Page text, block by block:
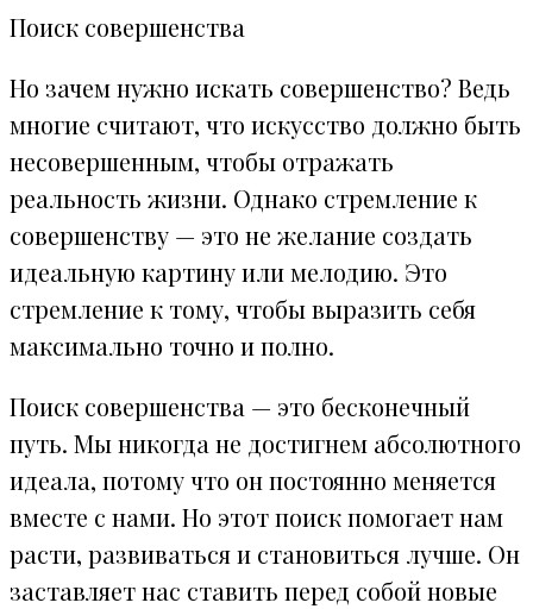
Поиск совершенства
Но зачем нужно искать совершенство? Ведь
многие считают, что искусство должно быть
несовершенным, чтобы отражать
реальность жизни. Однако стремление к
совершенству — это не желание создать
идеальную картину или мелодию. Это
стремление к тому, чтобы выразить себя
максимально точно и полно.
Поиск совершенства — это бесконечный
путь. Мы никогда не достигнем абсолютного
идеала, потому что он постоянно меняется
вместе с нами. Но этот поиск помогает нам
расти, развиваться и становиться лучше. Он
заставляет нас ставить перед собой новые